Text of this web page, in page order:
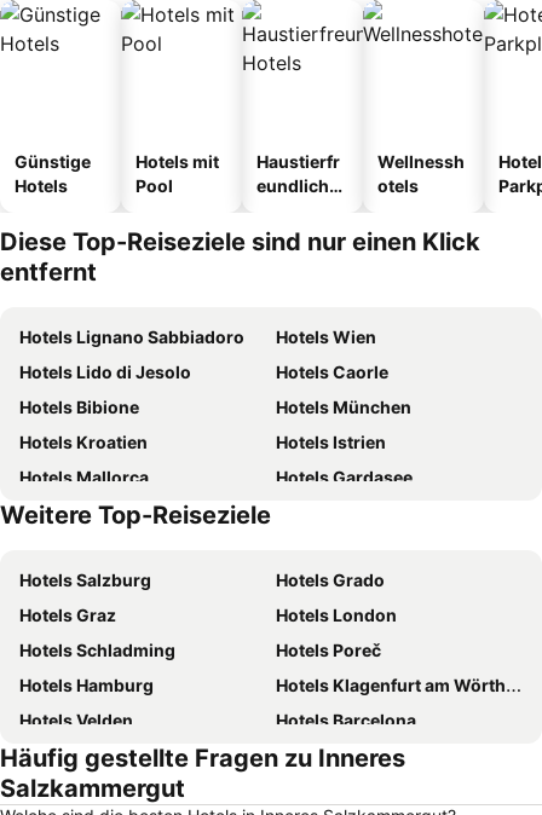
Günstige
Hotels
Hotels mit
Pool
Haustierfr
eundliche
Wellnessh
otels
Diese Top-Reiseziele sind nur einen Klick
entfernt
Hotels Lignano Sabbiadoro
Hotels Wien
Hotels Lido di Jesolo
Hotels Caorle
Hotels Bibione
Hotels München
Hotels Kroatien
Hotels Istrien
Hotels Mallorca
Hotels Gardasee
Hotels Österreich
Weitere Top-Reiseziele
Hotels Salzburg
Hotels Grado
Hotels Graz
Hotels London
Hotels Schladming
Hotels Poreč
Hotels Hamburg
Hotels Klagenfurt am Wörthersee
Hotels Velden
Hotels Barcelona
Hotels Prag
Hotels Jesolo
Hotels Innsbruck
Häufig gestellte Fragen zu Inneres
Salzkammergut